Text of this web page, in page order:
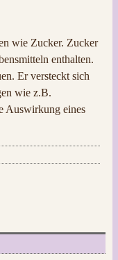
wie Zucker. Zucker
enthalten.
Er versteckt sich
wie z.B.
Auswirkung eines